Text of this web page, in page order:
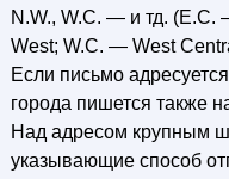
N.W., W.C. — и тд. (Е.С.
West; W.C. — West
Если письмо
города пишется также
Над адресом крупным
указывающие способ